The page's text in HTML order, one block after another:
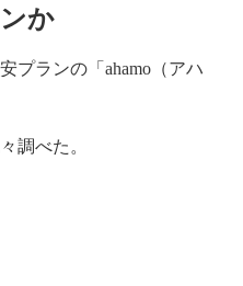
か
プランの「ahamo（アハ
調べた。